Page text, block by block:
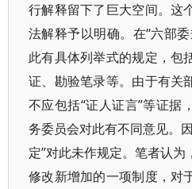
行解释留下了巨大空间。这
法解释予以明确。在“六部
此有具体列举式的规定，包
证、勘验笔录等。由于有关
不应包括“证人证言”等证据
务委员会对此有不同意见。
定”对此未作规定。笔者认
修改新增加的一项制度，对